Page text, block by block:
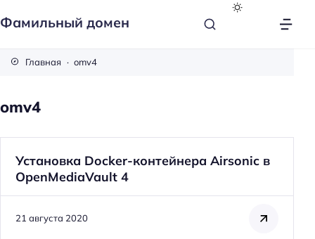
Фамильный домен
Главная omv4
omv4
Установка Docker-контейнера Airsonic в
OpenMediaVault 4
21 августа 2020